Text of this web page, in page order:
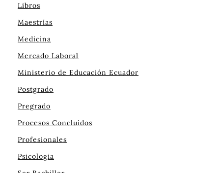
Libros
Maestrías
Medicina
Mercado Laboral
Ministerio de Educación Ecuador
Postgrado
Pregrado
Procesos Concluidos
Profesionales
Psicologia